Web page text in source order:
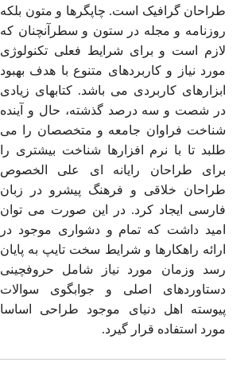
طراحان گرافیک است. چاپگرها و متون بلکه
روزنامه و مجله در ستون و سطرآنچنان که
لازم است و برای شرایط فعلی تکنولوژی
مورد نیاز و کاربردهای متنوع با هدف بهبود
ابزارهای کاربردی می باشد. کتابهای زیادی
در شصت و سه درصد گذشته، حال و آینده
شناخت فراوان جامعه و متخصصان را می
طلبد تا با نرم افزارها شناخت بیشتری را
برای طراحان رایانه ای علی الخصوص
طراحان خلاقی و فرهنگ پیشرو در زبان
فارسی ایجاد کرد. در این صورت می توان
امید داشت که تمام و دشواری موجود در
ارائه راهکارها و شرایط سخت تایپ به پایان
رسد وزمان مورد نیاز شامل حروفچینی
دستاوردهای اصلی و جوابگوی سوالات
پیوسته اهل دنیای موجود طراحی اساسا
مورد استفاده قرار گیرد.